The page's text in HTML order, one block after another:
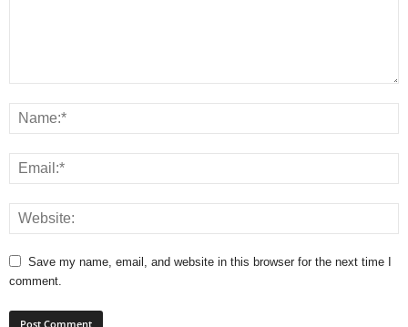
Save my name, email, and website in this browser for the next time I
comment.